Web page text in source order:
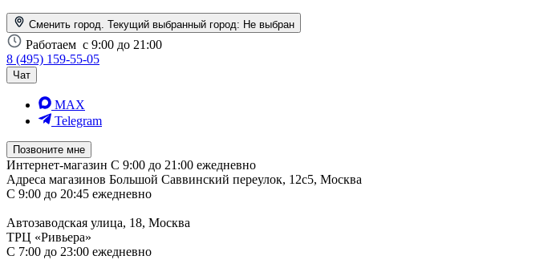
Сменить город. Текущий выбранный город: Не выбран
Работаем с 9:00 до 21:00
8 (495) 159-55-05
Чат
MAX
Telegram
Позвоните мне
Интернет-магазин С 9:00 до 21:00 ежедневно
Адреса магазинов Большой Саввинский переулок, 12с5, Москва
С 9:00 до 20:45 ежедневно
Автозаводская улица, 18, Москва
ТРЦ «Ривьера»
С 7:00 до 23:00 ежедневно